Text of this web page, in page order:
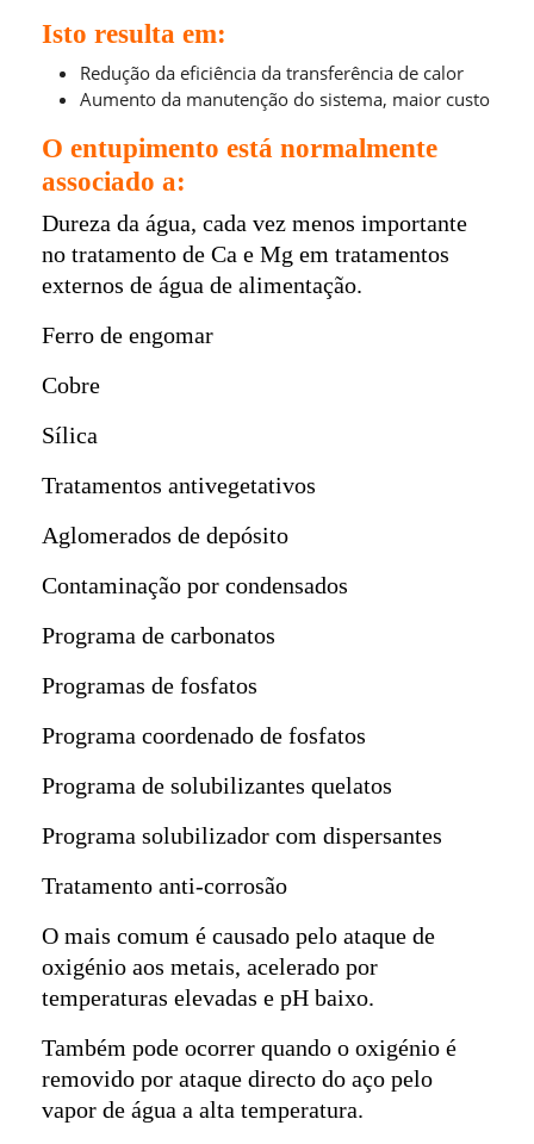
Isto resulta em:
Redução da eficiência da transferência de calor
Aumento da manutenção do sistema, maior custo
O entupimento está normalmente
associado a:
Dureza da água, cada vez menos importante
no tratamento de Ca e Mg em tratamentos
externos de água de alimentação.
Ferro de engomar
Cobre
Sílica
Tratamentos antivegetativos
Aglomerados de depósito
Contaminação por condensados
Programa de carbonatos
Programas de fosfatos
Programa coordenado de fosfatos
Programa de solubilizantes quelatos
Programa solubilizador com dispersantes
Tratamento anti-corrosão
O mais comum é causado pelo ataque de
oxigénio aos metais, acelerado por
temperaturas elevadas e pH baixo.
Também pode ocorrer quando o oxigénio é
removido por ataque directo do aço pelo
vapor de água a alta temperatura.